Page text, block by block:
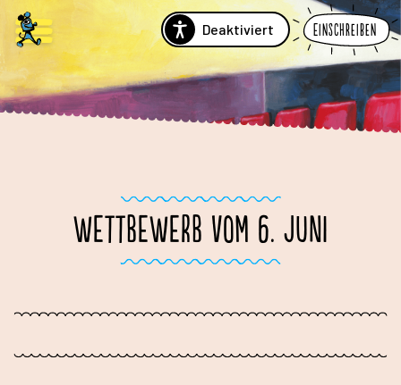
Deaktiviert Einschreiben
WETTBEWERB VOM 6. JUNI